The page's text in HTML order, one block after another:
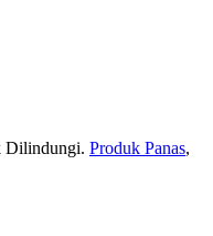
Dilindungi. Produk Panas,